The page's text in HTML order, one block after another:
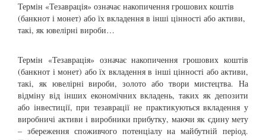
Термін «Тезаврація» означає накопичення грошових коштів
(банкнот і монет) або їх вкладення в інші цінності або активи,
такі, як ювелірні вироби…
Термін «Тезаврація» означає накопичення грошових коштів
(банкнот і монет) або їх вкладення в інші цінності або активи,
такі, як ювелірні вироби, золото або твори мистецтва. На
відміну від інших економічних вкладень, таких як депозити
або інвестиції, при тезаврації не практикуються вкладення у
виробничі активи і виробники прибутку, маючи як єдину мету
– збереження споживчого потенціалу на майбутній період.